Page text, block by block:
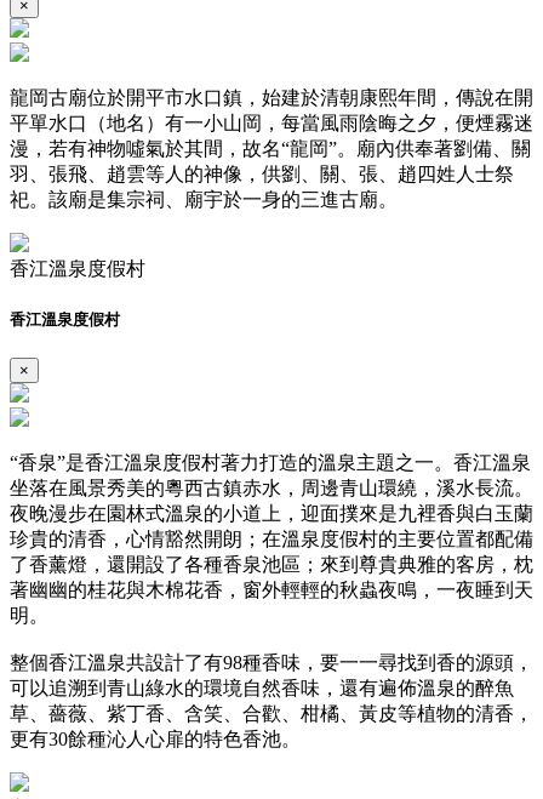
×
龍岡古廟位於開平市水口鎮，始建於清朝康熙年間，傳說在開
平單水口（地名）有一小山岡，每當風雨陰晦之夕，便煙霧迷
漫，若有神物噓氣於其間，故名“龍岡”。廟內供奉著劉備、關
羽、張飛、趙雲等人的神像，供劉、關、張、趙四姓人士祭
祀。該廟是集宗祠、廟宇於一身的三進古廟。
香江溫泉度假村
香江溫泉度假村
×
“香泉”是香江溫泉度假村著力打造的溫泉主題之一。香江溫泉
坐落在風景秀美的粵西古鎮赤水，周邊青山環繞，溪水長流。
夜晚漫步在園林式溫泉的小道上，迎面撲來是九裡香與白玉蘭
珍貴的清香，心情豁然開朗；在溫泉度假村的主要位置都配備
了香薰燈，還開設了各種香泉池區；來到尊貴典雅的客房，枕
著幽幽的桂花與木棉花香，窗外輕輕的秋蟲夜鳴，一夜睡到天
明。
整個香江溫泉共設計了有98種香味，要一一尋找到香的源頭，
可以追溯到青山綠水的環境自然香味，還有遍佈溫泉的醉魚
草、薔薇、紫丁香、含笑、合歡、柑橘、黃皮等植物的清香，
更有30餘種沁人心扉的特色香池。